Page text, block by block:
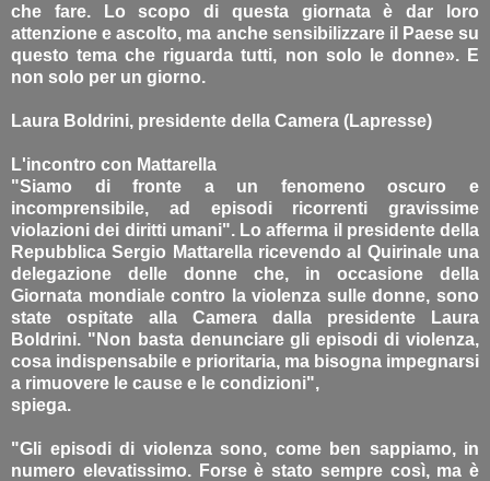
che fare. Lo scopo di questa giornata è dar loro
attenzione e ascolto, ma anche sensibilizzare il Paese su
questo tema che riguarda tutti, non solo le donne». E
non solo per un giorno.
Laura Boldrini, presidente della Camera (Lapresse)
L'incontro con Mattarella
"Siamo di fronte a un fenomeno oscuro e
incomprensibile, ad episodi ricorrenti gravissime
violazioni dei diritti umani". Lo afferma il presidente della
Repubblica Sergio Mattarella ricevendo al Quirinale una
delegazione delle donne che, in occasione della
Giornata mondiale contro la violenza sulle donne, sono
state ospitate alla Camera dalla presidente Laura
Boldrini. "Non basta denunciare gli episodi di violenza,
cosa indispensabile e prioritaria, ma bisogna impegnarsi
a rimuovere le cause e le condizioni",
spiega.
"Gli episodi di violenza sono, come ben sappiamo, in
numero elevatissimo. Forse è stato sempre così, ma è